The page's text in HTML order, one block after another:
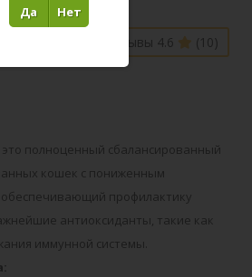
Отзывы 4.6 (10)
- это полноценный сбалансированный
кошек с пониженным
профилактику
антиоксиданты, такие как
иммунной системы.
Нет
Да